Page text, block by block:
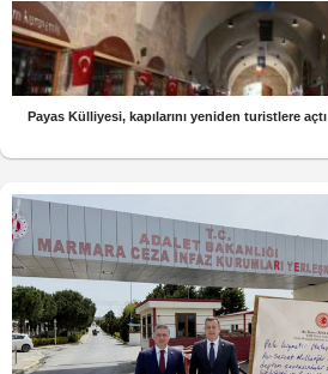
Payas Külliyesi, kapılarını yeniden turistlere açtı